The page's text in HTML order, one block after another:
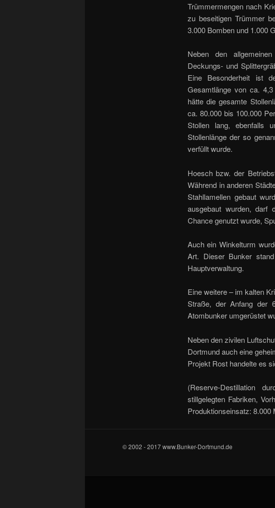
Trümmermengen nach
zu beseitigen Trümmer
3.000 Bomben und 1.000
Neben den
Deckungs- und
Eine Besonderheit ist
Gesamtlänge von ca.
hätte die gesamte
ca. 80.000 bis 100.000
Stollen lang, ebenfalls
Stollenlänge der so
verfüllt wurde.
Hoesch bzw. der
Während in anderen
Stahllamellen gebaut
ausgebaut wurden, darf
Chance genutzt wurde,
Auch ein Winkelturm
Art. Dieser Bunker
Hauptverwaltung.
Eine weitere – im kalten
Straße, der Anfang der
Atombunker umgerüstet
Neben den zivilen
Dortmund auch eine
Projekt Rost handelte es
(Reserve-Destillation
stillgelegten Fabriken,
Produktionseinsatz: 8.000
© 2002 - 2017 www.Bunker-Dortmund.de